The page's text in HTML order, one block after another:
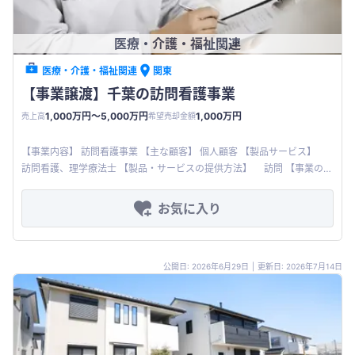
医療・介護・福祉関連
医療・介護・福祉関連 関東
【事業譲渡】千葉の訪問看護事業
売上高1,000万円〜5,000万円希望売却金額1,000万円
【事業内容】 訪問看護事業 【主な顧客】 個人顧客 【製品サービス】
訪問看護、理学療法士 【製品・サービスの提供方法】 訪問 【事業の強
お気に入り
公開日: 2026年6月29日 更新日: 2026年7月14日